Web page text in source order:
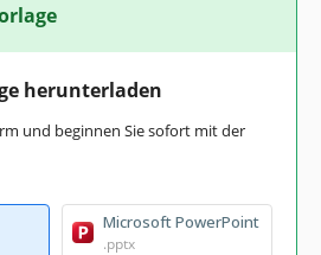
herunterladen
und beginnen Sie sofort mit der
Microsoft PowerPoint
.pptx